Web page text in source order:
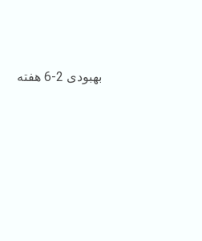
بهبودی 2-6 هفته